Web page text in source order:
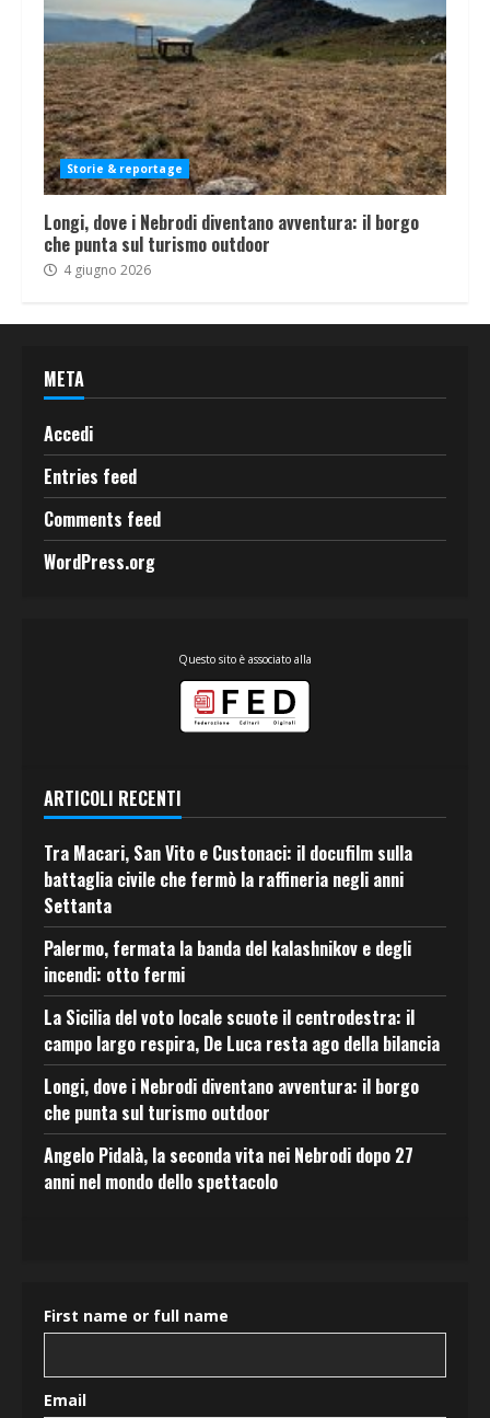
Storie & reportage
Longi, dove i Nebrodi diventano avventura: il borgo
che punta sul turismo outdoor
4 giugno 2026
META
Accedi
Entries feed
Comments feed
WordPress.org
Questo sito è associato alla
ARTICOLI RECENTI
Tra Macari, San Vito e Custonaci: il docufilm sulla
battaglia civile che fermò la raffineria negli anni
Settanta
Palermo, fermata la banda del kalashnikov e degli
incendi: otto fermi
La Sicilia del voto locale scuote il centrodestra: il
campo largo respira, De Luca resta ago della bilancia
Longi, dove i Nebrodi diventano avventura: il borgo
che punta sul turismo outdoor
Angelo Pidalà, la seconda vita nei Nebrodi dopo 27
anni nel mondo dello spettacolo
First name or full name
Email